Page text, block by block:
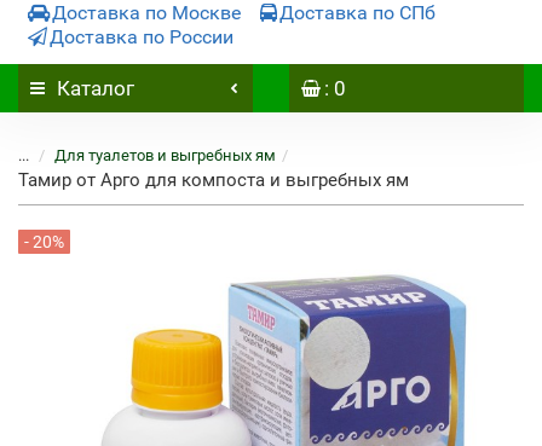
Доставка по Москве
Доставка по СПб
Доставка по России
Каталог : 0
... Для туалетов и выгребных ям
Тамир от Арго для компоста и выгребных ям
- 20%